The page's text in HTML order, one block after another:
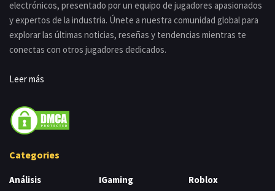
electrónicos, presentado por un equipo de jugadores apasionados
y expertos de la industria. Únete a nuestra comunidad global para
explorar las últimas noticias, reseñas y tendencias mientras te
conectas con otros jugadores dedicados.
Leer más
Categories
Análisis
IGaming
Roblox